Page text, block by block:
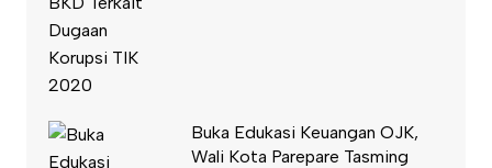
Buka Edukasi Keuangan OJK,
Wali Kota Parepare Tasming